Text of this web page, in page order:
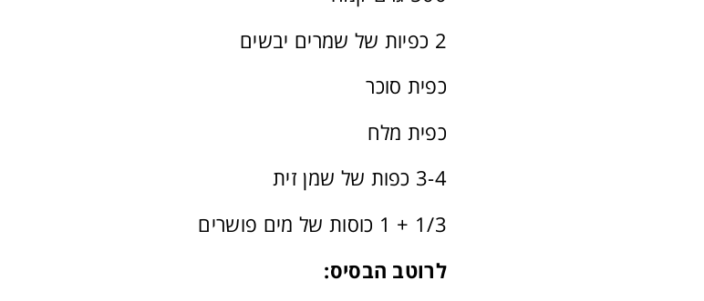
2 כפיות של שמרים יבשים
כפית סוכר
כפית מלח
3-4 כפות של שמן זית
1/3 + 1 כוסות של מים פושרים
לרוטב הבסיס: